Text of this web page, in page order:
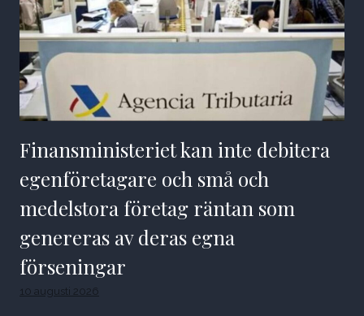
Finansministeriet kan inte debitera
egenföretagare och små och
medelstora företag räntan som
genereras av deras egna
förseningar
10 augusti 2026